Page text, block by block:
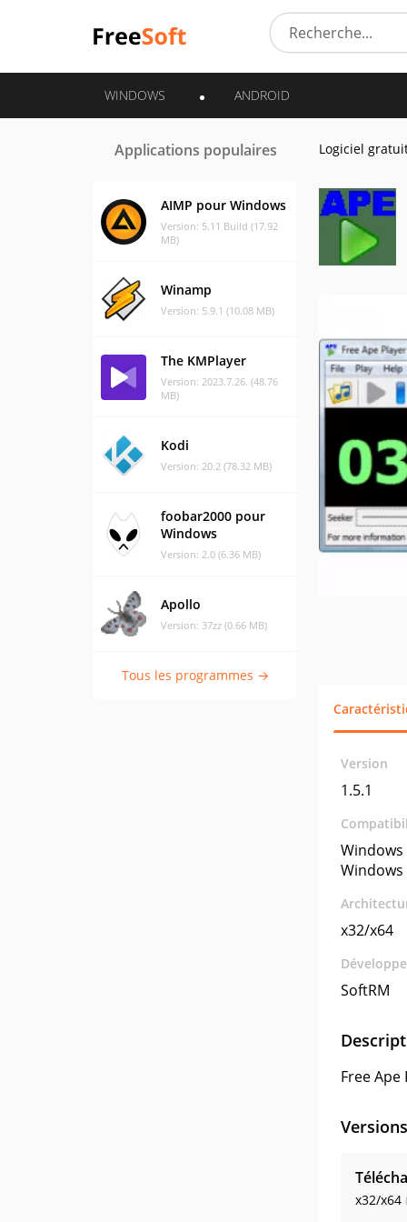
WINDOWS ANDROID
Applications populaires
AIMP pour Windows
Version: 5.11 Build (17.92
MB)
Winamp
Version: 5.9.1 (10.08 MB)
The KMPlayer
Version: 2023.7.26. (48.76
MB)
Kodi
Version: 20.2 (78.32 MB)
foobar2000 pour
Windows
Version: 2.0 (6.36 MB)
Apollo
Version: 37zz (0.66 MB)
Tous les programmes →
Logiciel
Version
1.5.1
Windows
Windows
x32/x64
SoftRM
Free
Versions
x32/x64